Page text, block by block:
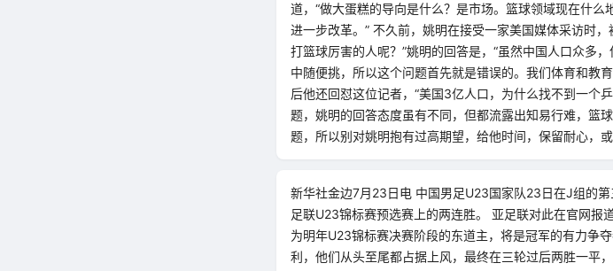
道，“做大蛋糕的导向是什么？是市场。篮球领域现在什
进一步改革。” 不久前，姚明在接受一家美国媒体采访时
打篮球厉害的人呢？”姚明的回答是，“虽然中国人口众多
中随便挑，所以这个问题首先就是错误的。我们体育和教
后他还回怼这位记者，“美国3亿人口，为什么找不到一个
题，姚明的回答态度虽有不同，但都流露出知易行难，篮
题，所以别对姚明抱有过高期望，给他时间，保留耐心，或
新华社金边7月23日电 中国男足U23国家队23日在J组的
足联U23锦标赛预选赛上的两连胜。 亚足联对此在官网
为明年U23锦标赛决赛阶段的东道主，将是冠军的有力争
利，他们从头至尾都占据上风，最终在三轮过后两胜一平